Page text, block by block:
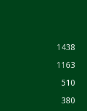
1438
1163
510
380